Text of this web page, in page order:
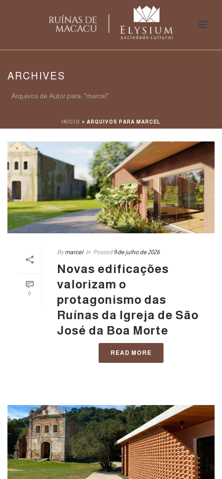
ARCHIVES
Arquivos de Autor para: "marcel"
INÍCIO » ARQUIVOS PARA MARCEL
0
By marcel In Posted 9 de julho de 2026
Novas edificações
valorizam o
protagonismo das
Ruínas da Igreja de São
José da Boa Morte
READ MORE